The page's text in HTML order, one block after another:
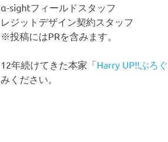
α-sightフィールドスタッフ
レジットデザイン契約スタッフ
※投稿にはPRを含みます。
12年続けてきた本家「Harry UP!!ぶろぐ
みください。